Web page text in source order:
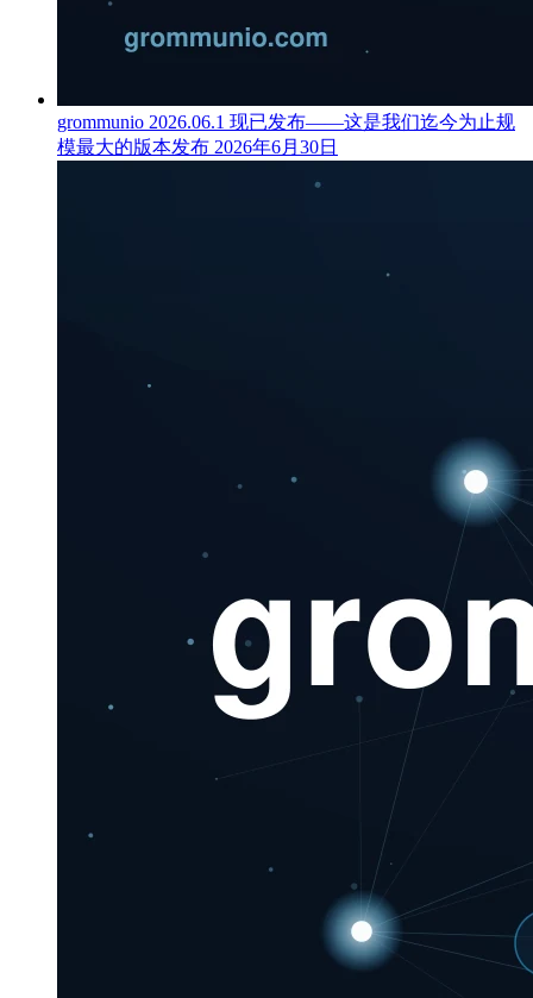
grommunio 2026.06.1 现已发布——这是我们迄今为止规
模最大的版本发布 2026年6月30日